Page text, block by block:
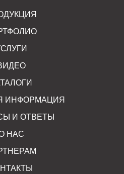
ИНФОРМАЦИЯ
И ОТВЕТЫ
НАС